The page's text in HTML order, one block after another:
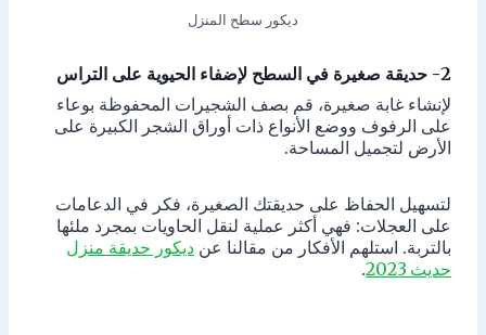
ديكور سطح المنزل
2- حديقة صغيرة في السطح لإضفاء الحيوية على التراس
لإنشاء غابة صغيرة، قم بصف الشجيرات المحفوظة بوعاء
على الرفوف ووضع الأنواع ذات أوراق الشجر الكبيرة على
الأرض لتجميل المساحة.
لتسهيل الحفاظ على حديقتك الصغيرة، فكر في الدعامات
على العجلات: فهي أكثر عملية لنقل الحاويات بمجرد ملئها
بالتربة. استلهم الأفكار من مقالنا عن ديكور حديقة منزل
حديث 2023
.